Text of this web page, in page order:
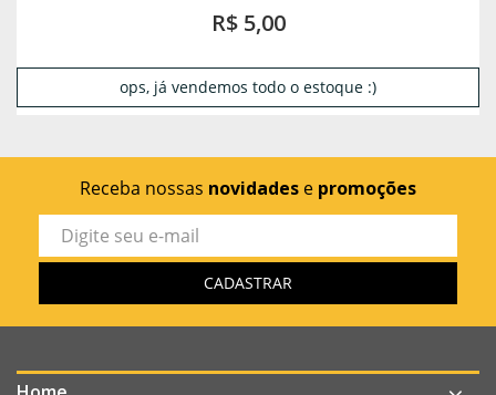
R$ 5,00
ops, já vendemos todo o estoque :)
Receba nossas novidades e promoções